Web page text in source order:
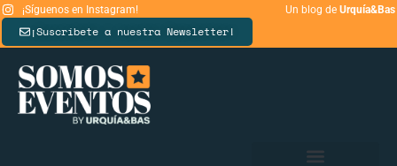
¡Síguenos en Instagram! Un blog de Urquía&Bas
¡Suscríbete a nuestra Newsletter!